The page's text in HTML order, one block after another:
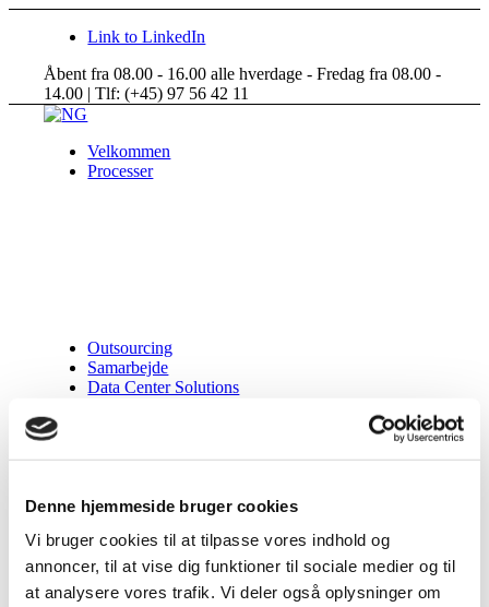
Denne hjemmeside bruger cookies
Vi bruger cookies til at tilpasse vores indhold og
annoncer, til at vise dig funktioner til sociale medier og til
at analysere vores trafik. Vi deler også oplysninger om
Link to LinkedIn
Åbent fra 08.00 - 16.00 alle hverdage - Fredag fra 08.00 -
14.00 | Tlf: (+45) 97 56 42 11
Velkommen
Processer
Outsourcing
Samarbejde
Data Center Solutions
Om NG
Kontakt